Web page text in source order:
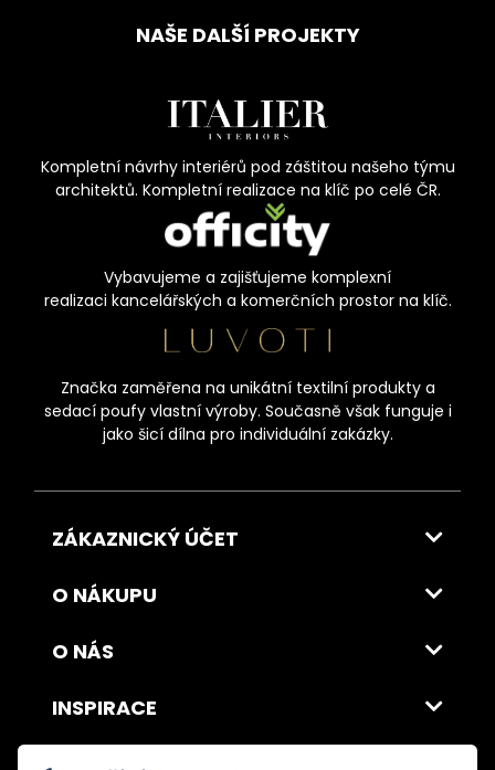
NAŠE DALŠÍ PROJEKTY
Kompletní návrhy interiérů pod záštitou našeho týmu
architektů. Kompletní realizace na klíč po celé ČR.
Vybavujeme a zajišťujeme komplexní
realizaci kancelářských a komerčních prostor na klíč.
Značka zaměřena na unikátní textilní produkty a
sedací poufy vlastní výroby. Současně však funguje i
jako šicí dílna pro individuální zakázky.
ZÁKAZNICKÝ ÚČET
O NÁKUPU
O NÁS
INSPIRACE
DOPRAVA A PLATBA